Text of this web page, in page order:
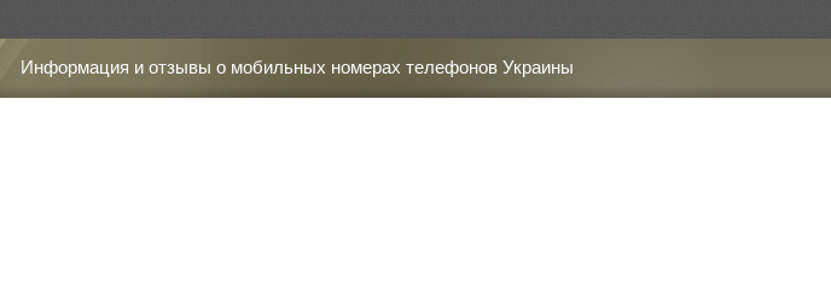
Информация и отзывы о мобильных номерах телефонов Украины